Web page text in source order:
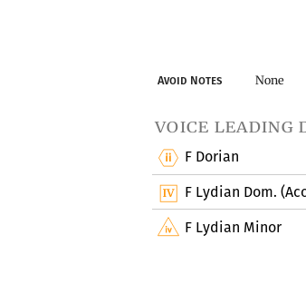
Avoid Notes None
voice leading
F Dorian
F Lydian Dom.
F Lydian Minor